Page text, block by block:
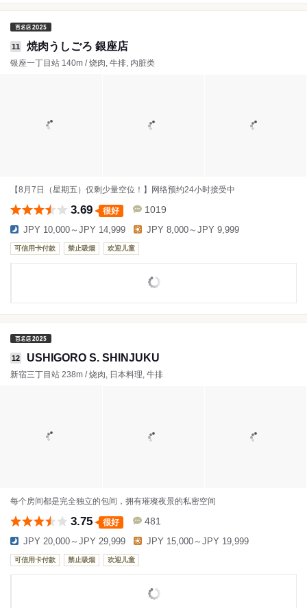
11 焼肉うしごろ 銀座店
银座一丁目站 140m / 烧肉, 牛排, 内脏类
【8月7日（星期五）仅剩少量空位！】网络预约24小时接受中
3.69 很好 1019
JPY 10,000～JPY 14,999 JPY 8,000～JPY 9,999
可信用卡付款 禁止吸烟 欢迎儿童
12 USHIGORO S. SHINJUKU
新宿三丁目站 238m / 烧肉, 日本料理, 牛排
每个房间都是完全独立的包间，拥有璀璨夜景的私密空间
3.75 很好 481
JPY 20,000～JPY 29,999 JPY 15,000～JPY 19,999
可信用卡付款 禁止吸烟 欢迎儿童